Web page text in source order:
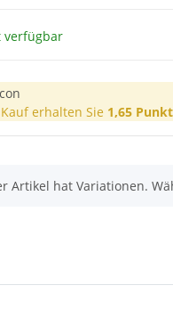
verfügbar
erhalten Sie 1,65
Artikel hat Variationen.